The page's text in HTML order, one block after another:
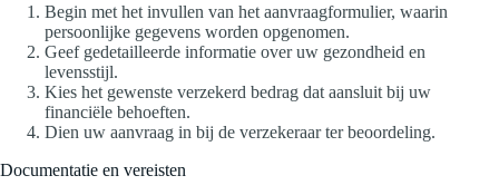
Begin met het invullen van het aanvraagformulier, waarin
persoonlijke gegevens worden opgenomen.
Geef gedetailleerde informatie over uw gezondheid en
levensstijl.
Kies het gewenste verzekerd bedrag dat aansluit bij uw
financiële behoeften.
Dien uw aanvraag in bij de verzekeraar ter beoordeling.
Documentatie en vereisten